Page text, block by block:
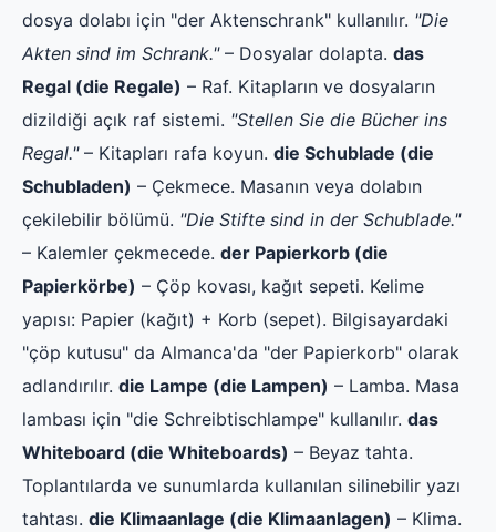
dosya dolabı için "der Aktenschrank" kullanılır. "Die
Akten sind im Schrank."– Dosyalar dolapta. das
Regal (die Regale) – Raf. Kitapların ve dosyaların
dizildiği açık raf sistemi. "Stellen Sie die Bücher ins
Regal."– Kitapları rafa koyun. die Schublade (die
Schubladen) – Çekmece. Masanın veya dolabın
çekilebilir bölümü. "Die Stifte sind in der Schublade."
– Kalemler çekmecede. der Papierkorb (die
Papierkörbe) – Çöp kovası, kağıt sepeti. Kelime
yapısı: Papier (kağıt) + Korb (sepet). Bilgisayardaki
"çöp kutusu" da Almanca'da "der Papierkorb" olarak
adlandırılır. die Lampe (die Lampen) – Lamba. Masa
lambası için "die Schreibtischlampe" kullanılır. das
Whiteboard (die Whiteboards) – Beyaz tahta.
Toplantılarda ve sunumlarda kullanılan silinebilir yazı
tahtası. die Klimaanlage (die Klimaanlagen) – Klima.